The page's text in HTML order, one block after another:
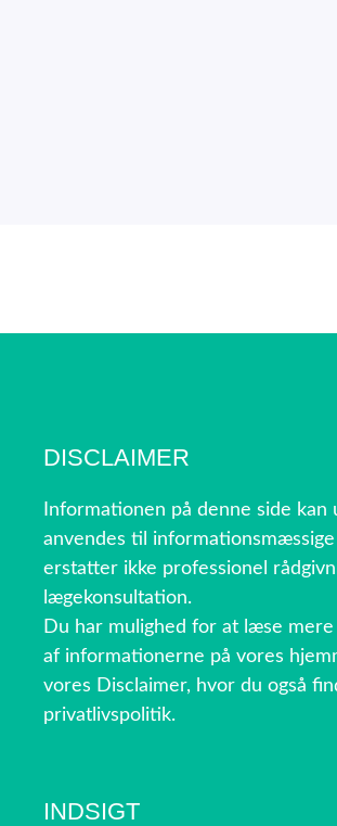
DISCLAIMER
Informationen på denne side kan
anvendes til
erstatter ikke professionel
lægekonsultation.
Du har mulighed for at læse
af informationerne på vores
vores Disclaimer, hvor du også
privatlivspolitik.
INDSIGT